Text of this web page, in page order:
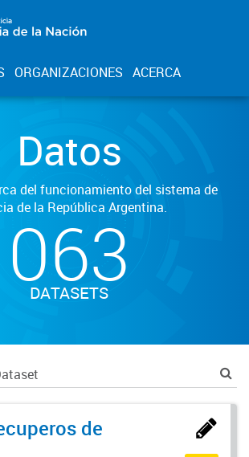
ORGANIZACIONES ACERCA
Datos
del funcionamiento del sistema de
de la República Argentina.
063
DATASETS
de